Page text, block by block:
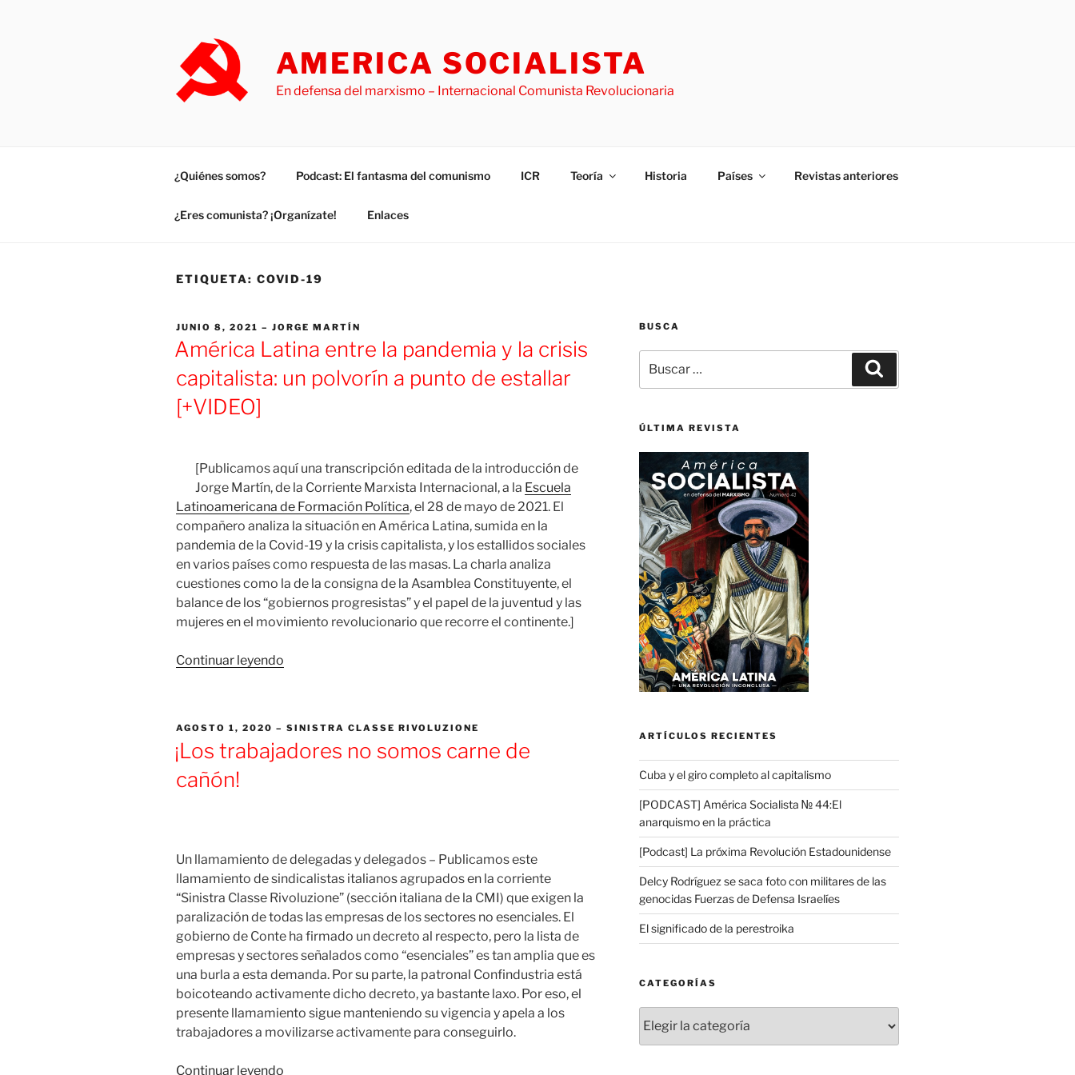
AMERICA SOCIALISTA
En defensa del marxismo – Internacional Comunista Revolucionaria
¿Quiénes somos? Podcast: El fantasma del comunismo ICR Teoría Historia Países Revistas anteriores
¿Eres comunista? ¡Organízate! Enlaces
ETIQUETA: COVID-19
PUBLICADO
EL
JUNIO 8, 2021 JORGE MARTÍN
América Latina entre la pandemia y la crisis
capitalista: un polvorín a punto de estallar
[+VIDEO]
[Publicamos aquí una transcripción editada de la introducción de
Jorge Martín, de la Corriente Marxista Internacional, a la Escuela
Latinoamericana de Formación Política, el 28 de mayo de 2021. El
compañero analiza la situación en América Latina, sumida en la
pandemia de la Covid-19 y la crisis capitalista, y los estallidos sociales
en varios países como respuesta de las masas. La charla analiza
cuestiones como la de la consigna de la Asamblea Constituyente, el
balance de los “gobiernos progresistas” y el papel de la juventud y las
mujeres en el movimiento revolucionario que recorre el continente.]
Continuar leyendo
pandemia
y
polvorín
punto
de
estallar
[+VIDEO]»
PUBLICADO
AGOSTO 1, 2020 SINISTRA CLASSE RIVOLUZIONE
¡Los trabajadores no somos carne de
cañón!
Un llamamiento de delegadas y delegados – Publicamos este
llamamiento de sindicalistas italianos agrupados en la corriente
“Sinistra Classe Rivoluzione” (sección italiana de la CMI) que exigen la
paralización de todas las empresas de los sectores no esenciales. El
gobierno de Conte ha firmado un decreto al respecto, pero la lista de
empresas y sectores señalados como “esenciales” es tan amplia que es
una burla a esta demanda. Por su parte, la patronal Confindustria está
boicoteando activamente dicho decreto, ya bastante laxo. Por eso, el
presente llamamiento sigue manteniendo su vigencia y apela a los
trabajadores a movilizarse activamente para conseguirlo.
Continuar leyendo
BUSCA
por:
ÚLTIMA REVISTA
ARTÍCULOS RECIENTES
Cuba y el giro completo al capitalismo
[PODCAST] América Socialista № 44:El
anarquismo en la práctica
[Podcast] La próxima Revolución Estadounidense
Delcy Rodríguez se saca foto con militares de las
genocidas Fuerzas de Defensa Israelíes
El significado de la perestroika
CATEGORÍAS